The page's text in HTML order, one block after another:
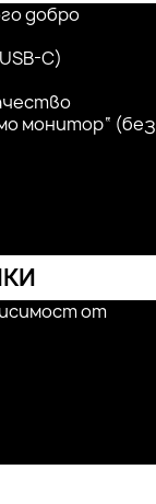
добро
C)
монитор“ (без
от